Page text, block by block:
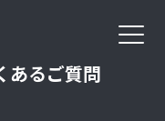
るご質問